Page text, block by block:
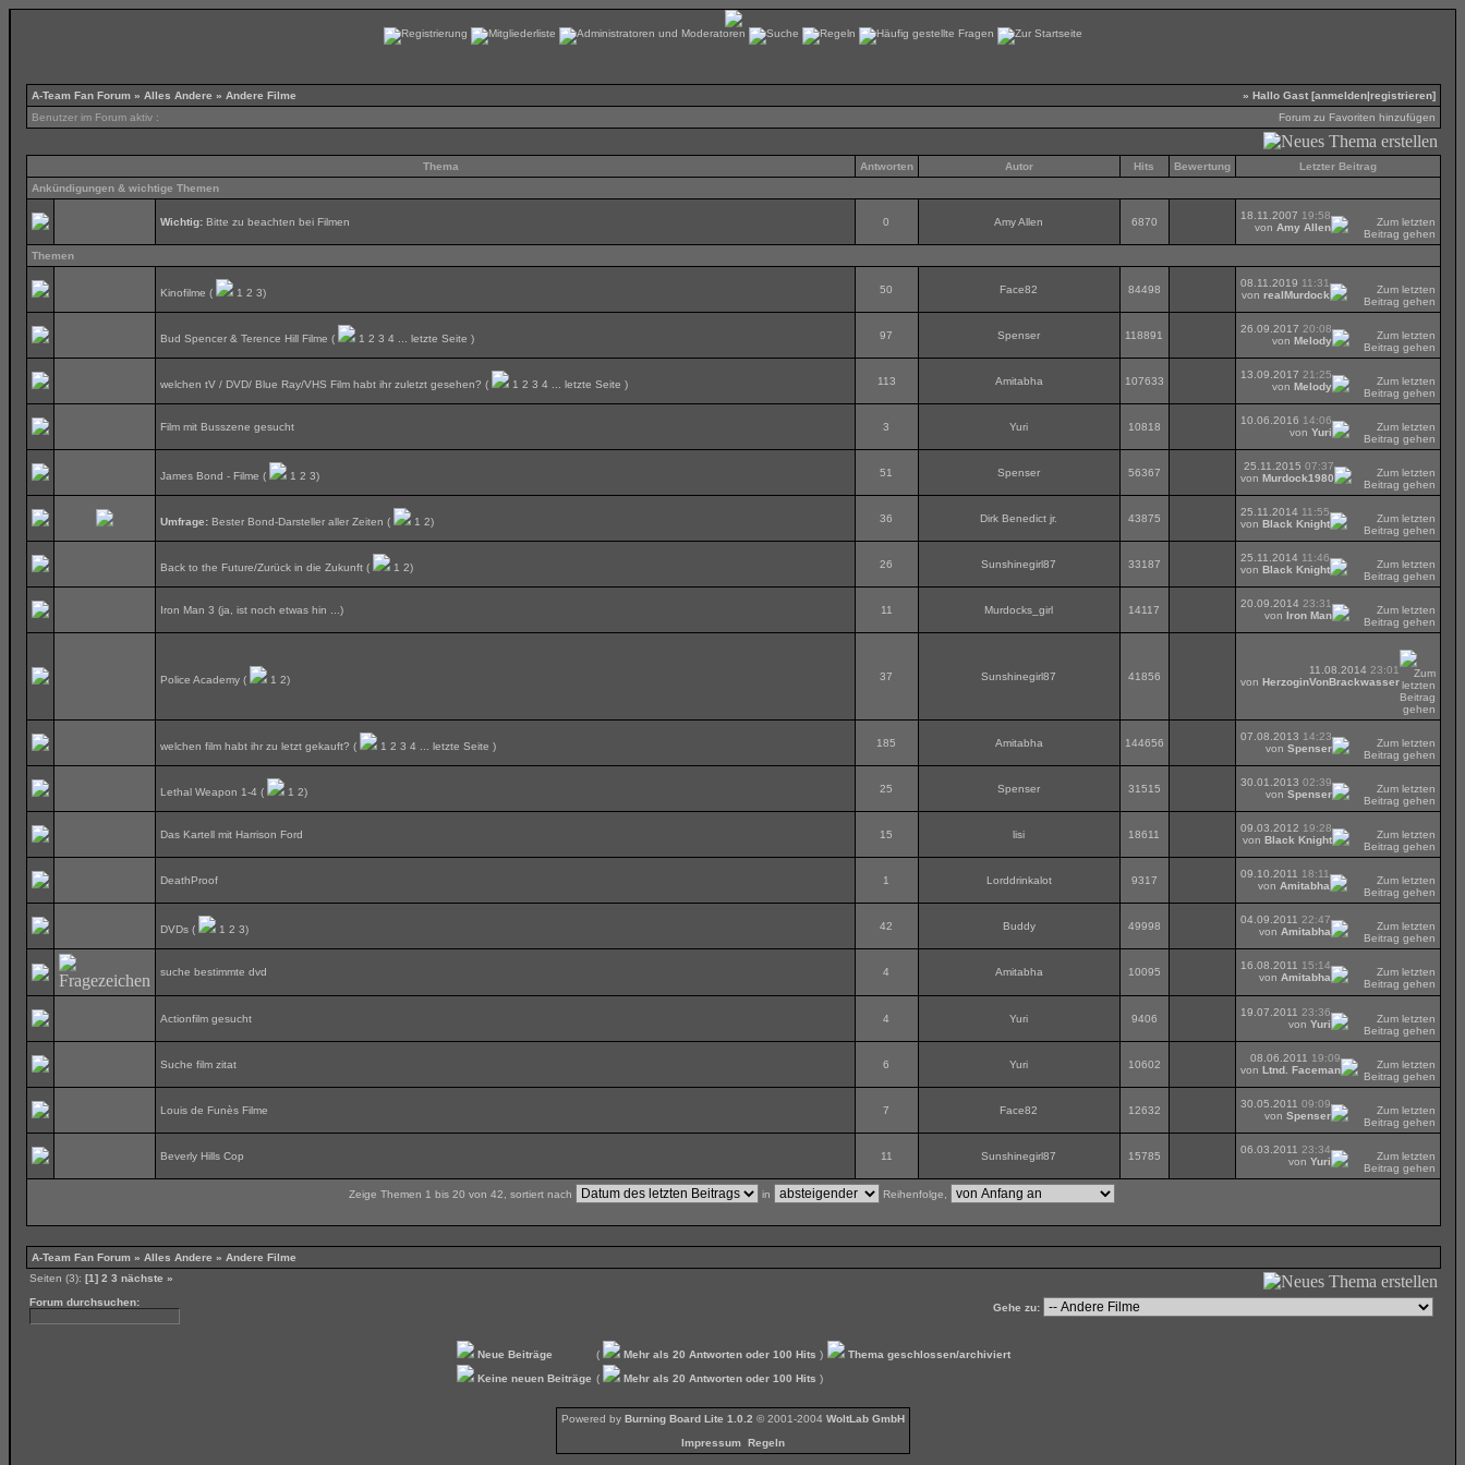
A-Team Fan Forum» Alles Andere » Andere Filme » Hallo Gast [anmelden|registrieren]
Benutzer im Forum aktiv :
Forum zu Favoriten hinzufügen
Thema Antworten Autor Hits Bewertung
Letzter Beitrag
Ankündigungen & wichtige Themen
Wichtig: Bitte zu beachten bei Filmen 0 Amy Allen 6870
18.11.2007 19:58
von Amy Allen
Themen
Kinofilme ( 1 2 3) 50 Face82 84498
08.11.2019 11:31
von realMurdock
Bud Spencer & Terence Hill Filme ( 1 2 3 4 letzte Seite ) 97 Spenser 118891
26.09.2017 20:08
von Melody
welchen tV / DVD/ Blue Ray/VHS Film habt ihr zuletzt gesehen? ( 1 2 3 4 letzte Seite ) 113 Amitabha 107633
13.09.2017 21:25
von Melody
Film mit Busszene gesucht 3 Yuri 10818
10.06.2016 14:06
von Yuri
James Bond - Filme ( 1 2 3) 51 Spenser 56367
25.11.2015 07:37
von Murdock1980
Umfrage: Bester Bond-Darsteller aller Zeiten ( 1 2) 36 Dirk Benedict jr. 43875
25.11.2014 11:55
von Black Knight
Back to the Future/Zurück in die Zukunft( 1 2) 26 Sunshinegirl87 33187
25.11.2014 11:46
von Black Knight
Iron Man 3 (ja, ist noch etwas hin ...) 11 Murdocks_girl 14117
20.09.2014 23:31
von Iron Man
Police Academy( 1 2) 37 Sunshinegirl87 41856
11.08.2014 23:01
von HerzoginVonBrackwasser
welchen film habt ihr zu letzt gekauft? ( 1 2 3 4 letzte Seite ) 185 Amitabha 144656
07.08.2013 14:23
von Spenser
Lethal Weapon 1-4 ( 1 2) 25 Spenser 31515
30.01.2013 02:39
von Spenser
Das Kartell mit Harrison Ford 15 lisi 18611
09.03.2012 19:28
von Black Knight
DeathProof 1 Lorddrinkalot 9317
09.10.2011 18:11
von Amitabha
DVDs( 1 2 3) 42 Buddy 49998
04.09.2011 22:47
von Amitabha
suche bestimmte dvd 4 Amitabha 10095
16.08.2011 15:14
von Amitabha
Actionfilm gesucht 4 Yuri 9406
19.07.2011 23:36
von Yuri
Suche film zitat 6 Yuri 10602
08.06.2011 19:09
von Ltnd. Faceman
Louis de Funès Filme 7 Face82 12632
30.05.2011 09:09
von Spenser
Beverly Hills Cop 11 Sunshinegirl87 15785
06.03.2011 23:34
von Yuri
Zeige Themen 1 bis 20 von 42, sortiert nach in Reihenfolge,
A-Team Fan Forum» Alles Andere » Andere Filme
Seiten (3): [1] 2 3 nächste »
Forum durchsuchen:
Gehe zu:
Neue Beiträge ( Mehr als 20 Antworten oder 100 Hits )
Thema geschlossen/archiviert
Keine neuen Beiträge ( Mehr als 20 Antworten oder 100 Hits )
Powered by Burning Board Lite 1.0.2 © 2001-2004 WoltLab GmbH
Impressum Regeln